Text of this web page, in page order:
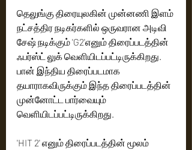
தெலுங்கு திரையுலகின் முன்னணி இளம்
நட்சத்திர நடிகர்களில் ஒருவரான அடிவி
சேஷ் நடிக்கும் 'G2'எனும் திரைப்படத்தின்
ஃபர்ஸ்ட் லுக் வெளியிடப்பட்டிருக்கிறது.
பான் இந்திய திரைப்படமாக
தயாராகவிருக்கும் இந்த திரைப்படத்தின்
முன்னோட்ட பார்வையும்
வெளியிடப்பட்டிருக்கிறது.
'HIT 2' எனும் திரைப்படத்தின் மூலம்